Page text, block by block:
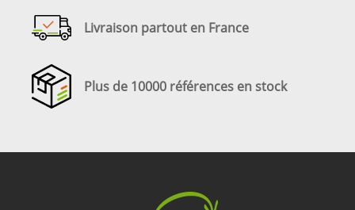
Livraison partout en France
Plus de 10000 références en stock